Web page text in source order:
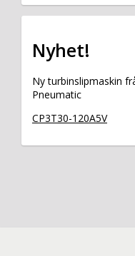
Nyhet!
Ny turbinslipmaskin
Pneumatic
CP3T30-120A5V